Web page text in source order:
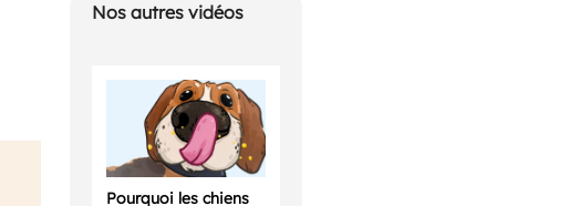
Nos autres vidéos
Pourquoi les chiens